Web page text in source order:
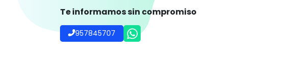
Te informamos sin compromiso
957845707